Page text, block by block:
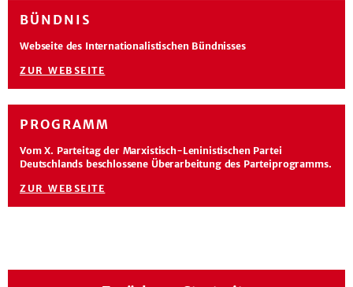
BÜNDNIS
Webseite des Internationalistischen Bündnisses
ZUR WEBSEITE
PROGRAMM
Vom X. Parteitag der Marxistisch-Leninistischen Partei
Deutschlands beschlossene Überarbeitung des Parteiprogramms.
ZUR WEBSEITE